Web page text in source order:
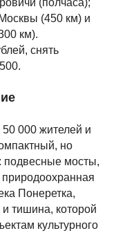
(полчаса);
(450 км) и
км).
снять
000 жителей и
но
подвесные мосты,
Понеретка,
тишина, которой
культурного